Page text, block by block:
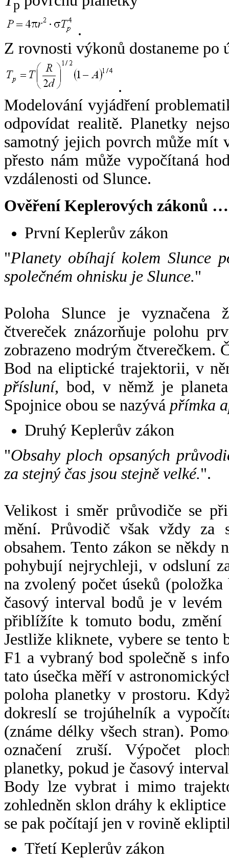
p
.
Z rovnosti výkonů dostaneme po
.
Modelování vyjádření
odpovídat realitě. Planetky
samotný jejich povrch může mít
přesto nám může vypočítaná
vzdálenosti od Slunce.
Ověření Keplerových zákonů …
První Keplerův zákon
"Planety obíhají kolem Slunce
společném ohnisku je Slunce."
Poloha Slunce je vyznačena
čtvereček znázorňuje polohu
zobrazeno modrým čtverečkem.
Bod na eliptické trajektorii, v
přísluní, bod, v němž je
Spojnice obou se nazývá přímka
Druhý Keplerův zákon
"Obsahy ploch opsaných
za stejný čas jsou stejně velké.".
Velikost i směr průvodiče se
mění. Průvodič však vždy za
obsahem. Tento zákon se někdy
pohybují nejrychleji, v odsluní
na zvolený počet úseků
časový interval bodů je v
přiblížíte k tomuto bodu,
Jestliže kliknete, vybere se tento
F1 a vybraný bod společně s
tato úsečka měří v
poloha planetky v prostoru.
dokreslí se trojúhelník a
(známe délky všech stran).
označení zruší. Výpočet
planetky, pokud je časový
Body lze vybrat i mimo
zohledněn sklon dráhy k
se pak počítají jen v rovině
Třetí Keplerův zákon